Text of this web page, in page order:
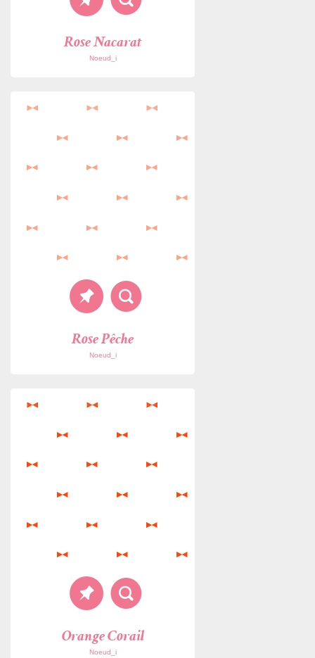
Rose Nacarat
Noeud_i
Rose Pêche
Noeud_i
Orange Corail
Noeud_i